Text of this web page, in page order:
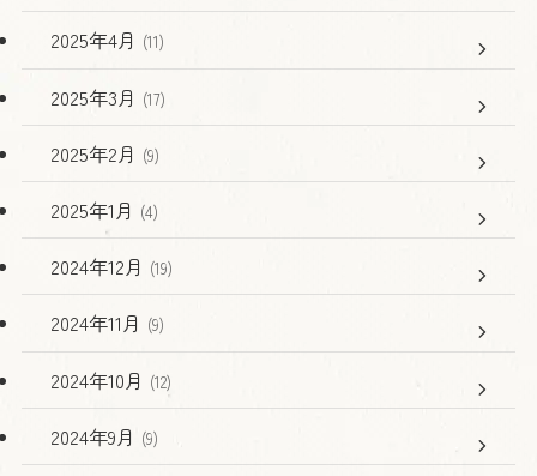
2025年4月 (11)
2025年3月 (17)
2025年2月 (9)
2025年1月 (4)
2024年12月 (19)
2024年11月 (9)
2024年10月 (12)
2024年9月 (9)